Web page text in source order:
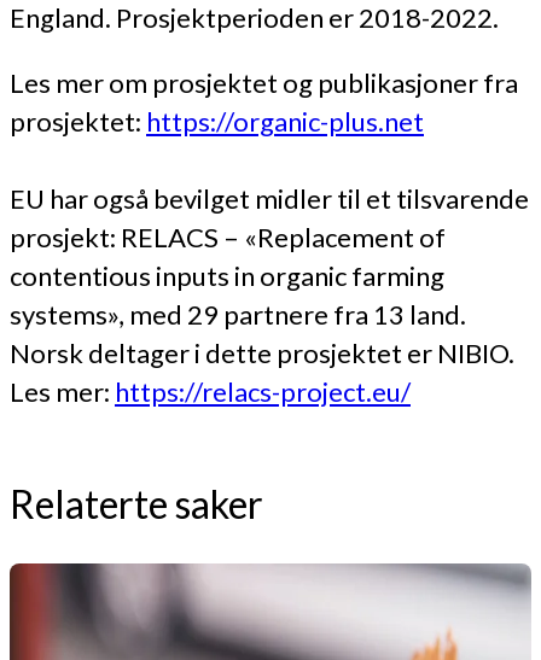
England. Prosjektperioden er 2018-2022.
Les mer om prosjektet og publikasjoner fra
prosjektet: https://organic-plus.net
EU har også bevilget midler til et tilsvarende
prosjekt: RELACS – «Replacement of
contentious inputs in organic farming
systems», med 29 partnere fra 13 land.
Norsk deltager i dette prosjektet er NIBIO.
Les mer: https://relacs-project.eu/
Relaterte saker